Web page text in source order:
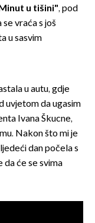
u tišini", pod
vraća s još
u sasvim
u autu, gdje
uvjetom da ugasim
Ivana Škucne,
Nakon što mi je
dan počela s
da će se svima